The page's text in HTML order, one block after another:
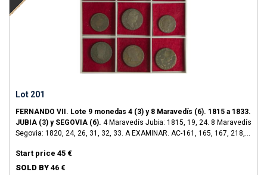
Lot 201
FERNANDO VII. Lote 9 monedas 4 (3) y 8 Maravedís (6). 1815 a 1833.
JUBIA (3) y SEGOVIA (6). 4 Maravedís Jubia: 1815, 19, 24. 8 Maravedís
Segovia: 1820, 24, 26, 31, 32, 33. A EXAMINAR. AC-161, 165, 167, 218,
Start price 45 €
SOLD BY 46 €